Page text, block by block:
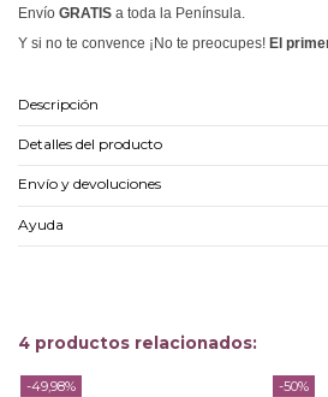
Envío GRATIS a toda la Península.
Y si no te convence ¡No te preocupes! El
Descripción
Detalles del producto
Envío y devoluciones
Ayuda
4 productos relacionados:
-49,98% -50%